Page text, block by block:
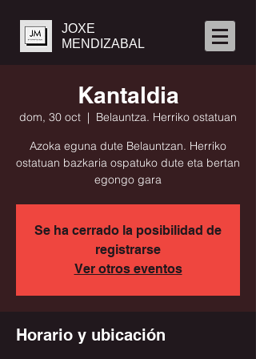
JOXE
MENDIZABAL
Kantaldia
dom, 30 oct
  |
Belauntza. Herriko ostatuan
Azoka eguna dute Belauntzan. Herriko
ostatuan bazkaria ospatuko dute eta bertan
egongo gara
Se ha cerrado la posibilidad de
registrarse
Ver otros eventos
Horario y ubicación